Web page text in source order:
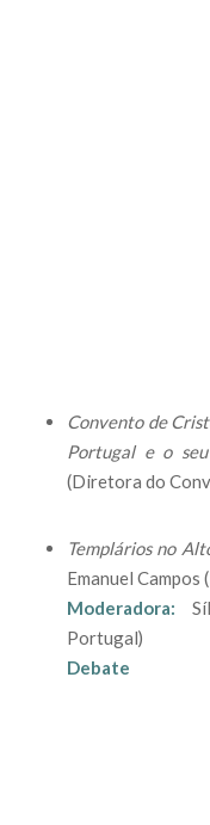
Convento de
Portugal e o
(Diretora do
Templários no
Emanuel
Moderadora:
Portugal)
Debate